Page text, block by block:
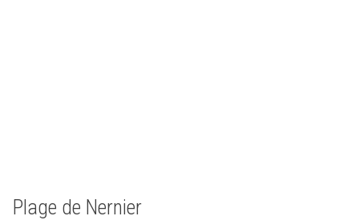
Plage de Nernier